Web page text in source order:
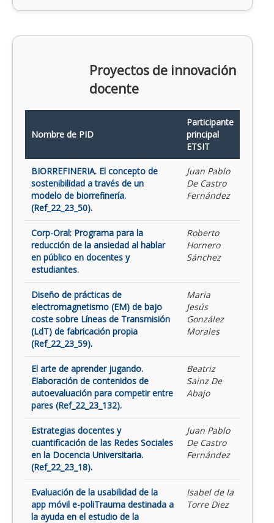
Proyectos de innovación
docente
Nombre de PID
Participante
principal
ETSIT
BIORREFINERIA. El concepto de
sostenibilidad a través de un
modelo de biorrefinería.
(Ref_22_23_50).
Juan Pablo
De Castro
Fernández
Corp-Oral: Programa para la
reducción de la ansiedad al hablar
en público en docentes y
estudiantes.
Roberto
Hornero
Sánchez
Diseño de prácticas de
electromagnetismo (EM) de bajo
coste sobre Líneas de Transmisión
(LdT) de fabricación propia
(Ref_22_23_59).
Maria
Jesús
González
Morales
El arte de aprender jugando.
Elaboración de contenidos de
autoevaluación para competir entre
pares (Ref_22_23_132).
Beatriz
Sainz De
Abajo
Estrategias docentes y
cuantificación de las Redes Sociales
en la Docencia Universitaria.
(Ref_22_23_18).
Juan Pablo
De Castro
Fernández
Evaluación de la usabilidad de la
app móvil e-poliTrauma destinada a
la ayuda en el estudio de la
Isabel de la
Torre Diez